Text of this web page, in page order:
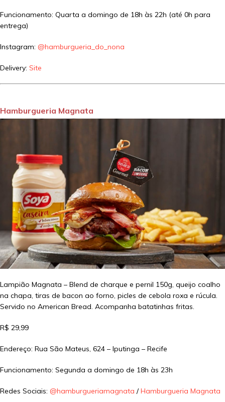
Funcionamento: Quarta a domingo de 18h às 22h (até 0h para
entrega)
Instagram: @hamburgueria_do_nona
Delivery: Site
Hamburgueria Magnata
Lampião Magnata – Blend de charque e pernil 150g, queijo coalho
na chapa, tiras de bacon ao forno, picles de cebola roxa e rúcula.
Servido no American Bread. Acompanha batatinhas fritas.
R$ 29,99
Endereço: Rua São Mateus, 624 – Iputinga – Recife
Funcionamento: Segunda a domingo de 18h às 23h
Redes Sociais: @hamburgueriamagnata /Hamburgueria Magnata